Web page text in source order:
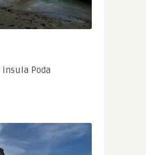
insula Poda